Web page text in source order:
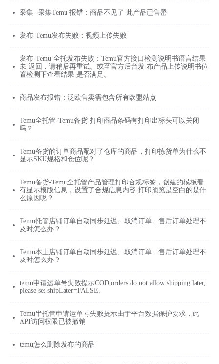
采集--采集Temu 报错：商品不见了 此产品已售罄
发布-Temu发布失败：视频上传失败
发布-Temu 全托发布失败：Temu官方接口检测说明书语言结果
未 返回，请稍后再重试。或至官方后台发 布产品上传说明书位
置检测下查看结果 是否满足。
商品发布报错：泛欧售卖需包含所有欧盟站点
Temu全托管-Temu备货-打印商品条码有打印出标头可以关闭
吗？
Temu备货的订单商品配对了仓库的商品，打印拣货单为什么不
显示SKU规格和仓位呢？
Temu备货-Temu全托管产品管理打印合规标签，创建的模板看
有显示模版信息，设置了合规信息内容 打印预览是空白的是什
么原因呢？
Temu托管店铺订单自动同步延迟、取消订单、售后订单处理不
及时怎么办？
Temu本土店铺订单自动同步延迟、取消订单、售后订单处理不
及时怎么办？
temu申请运单号失败提示COD orders do not allow shipping later,
please set shipLater=FALSE.
Temu半托管申请运单号失败提示由于平台数据保护要求，此
API访问权限已被撤销
temu怎么删除发布的商品